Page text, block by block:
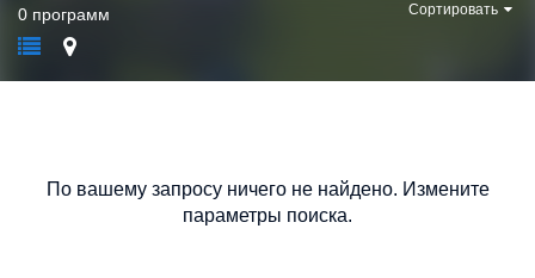
0 программ Сортировать
По вашему запросу ничего не найдено. Измените
параметры поиска.